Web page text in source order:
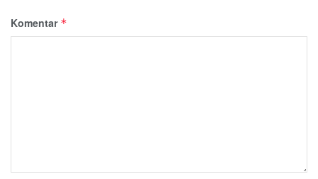
Komentar *